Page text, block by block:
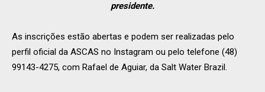
presidente.
As inscrições estão abertas e podem ser realizadas pelo
perfil oficial da ASCAS no Instagram ou pelo telefone (48)
99143-4275, com Rafael de Aguiar, da Salt Water Brazil.